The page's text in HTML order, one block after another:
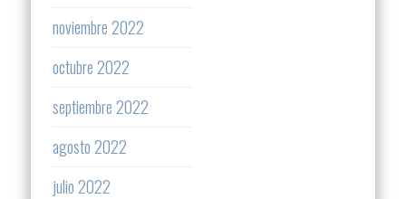
noviembre 2022
octubre 2022
septiembre 2022
agosto 2022
julio 2022